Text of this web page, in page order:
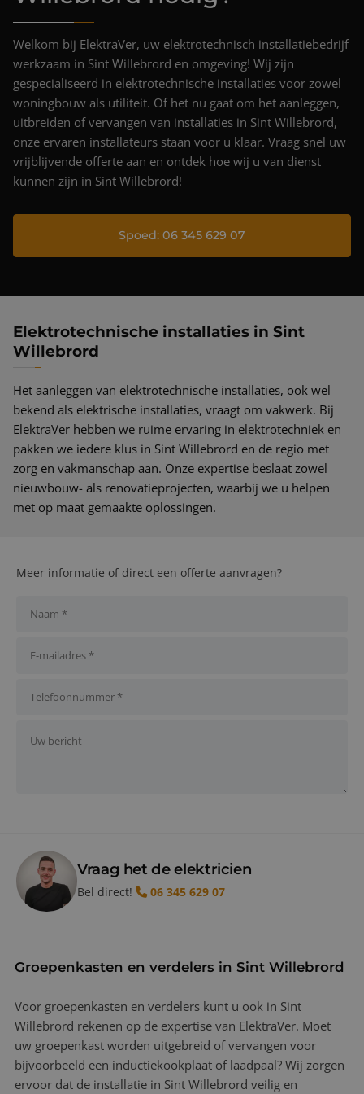
Nieuws & blog
Welkom bij ElektraVer, uw elektrotechnisch installatiebedrijf
werkzaam in Sint Willebrord en omgeving! Wij zijn
gespecialiseerd in elektrotechnische installaties voor zowel
woningbouw als utiliteit. Of het nu gaat om het aanleggen,
uitbreiden of vervangen van installaties in Sint Willebrord,
onze ervaren installateurs staan voor u klaar. Vraag snel uw
vrijblijvende offerte aan en ontdek hoe wij u van dienst
kunnen zijn in Sint Willebrord!
Spoed: 06 345 629 07
Elektrotechnische installaties in Sint
Willebrord
Het aanleggen van elektrotechnische installaties, ook wel
bekend als elektrische installaties, vraagt om vakwerk. Bij
ElektraVer hebben we ruime ervaring in elektrotechniek en
pakken we iedere klus in Sint Willebrord en de regio met
zorg en vakmanschap aan. Onze expertise beslaat zowel
nieuwbouw- als renovatieprojecten, waarbij we u helpen
met op maat gemaakte oplossingen.
Meer informatie of direct een offerte aanvragen?
Vraag het de elektricien
Bel direct! 06 345 629 07
Groepenkasten en verdelers in Sint Willebrord
Voor groepenkasten en verdelers kunt u ook in Sint
Willebrord rekenen op de expertise van ElektraVer. Moet
uw groepenkast worden uitgebreid of vervangen voor
bijvoorbeeld een inductiekookplaat of laadpaal? Wij zorgen
ervoor dat de installatie in Sint Willebrord veilig en